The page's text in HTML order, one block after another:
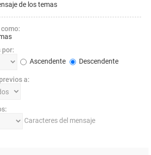
de los temas
por:
Ascendente
Descendente
a:
Caracteres del mensaje